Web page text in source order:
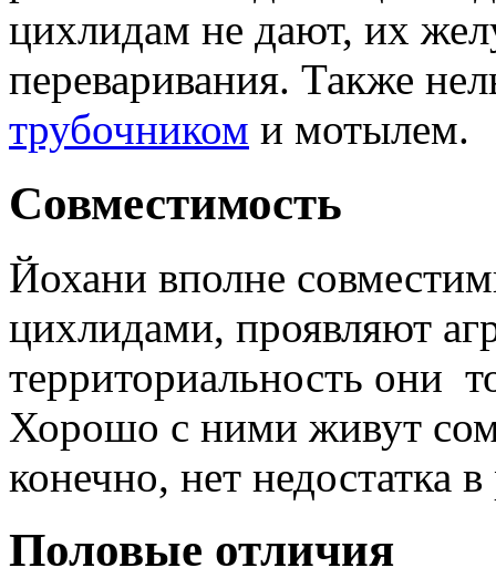
цихлидам не дают, их
переваривания. Также
трубочником и мотылем.
Совместимость
Йохани вполне
цихлидами, проявляют
территориальность они
Хорошо с ними живут
конечно, нет недостатка
Половые отличия